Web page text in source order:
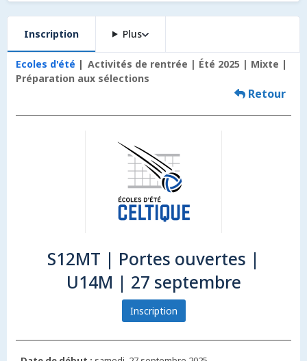
Inscription Plus
Ecoles d'été
Activités de rentrée | Été 2025 | Mixte
Préparation aux sélections
Retour
S12MT | Portes ouvertes |
U14M | 27 septembre
Inscription